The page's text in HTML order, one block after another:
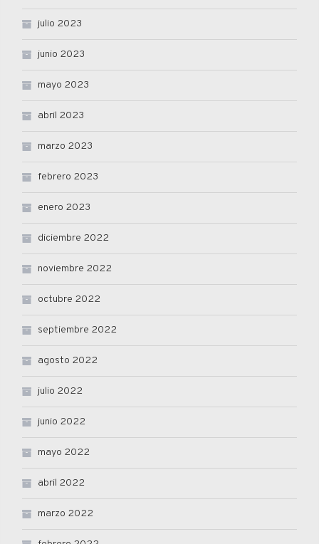
julio 2023
junio 2023
mayo 2023
abril 2023
marzo 2023
febrero 2023
enero 2023
diciembre 2022
noviembre 2022
octubre 2022
septiembre 2022
agosto 2022
julio 2022
junio 2022
mayo 2022
abril 2022
marzo 2022